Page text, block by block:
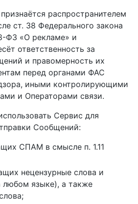
распространителем
ст. 38 Федерального закона
ФЗ «О рекламе» и
ответственность за
и правомерность их
перед органами ФАС
иными контролирующими
и Операторами связи.
Сервис для
Сообщений:
СПАМ в смысле п. 1.11
нецензурные слова и
любом языке), а также